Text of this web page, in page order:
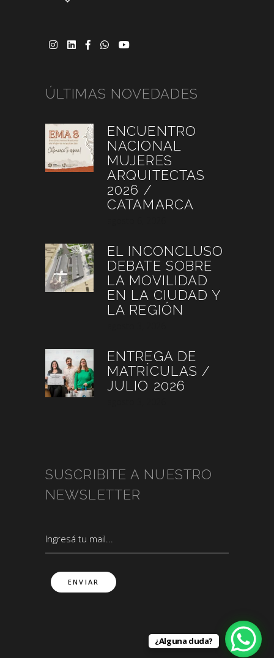
ÚLTIMAS NOVEDADES
ENCUENTRO
NACIONAL
MUJERES
ARQUITECTAS
2026 /
CATAMARCA
EL INCONCLUSO
DEBATE SOBRE
LA MOVILIDAD
EN LA CIUDAD Y
LA REGIÓN
ENTREGA DE
MATRÍCULAS /
JULIO 2026
SUSCRIBITE A NUESTRO
NEWSLETTER
¿Alguna duda?